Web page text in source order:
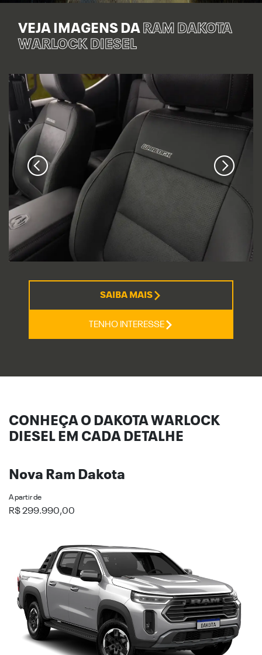
VEJA IMAGENS DA RAM DAKOTA
WARLOCK DIESEL
SAIBA MAIS
TENHO INTERESSE
CONHEÇA O DAKOTA WARLOCK
DIESEL EM CADA DETALHE
Nova Ram Dakota
A partir de
R$ 299.990,00